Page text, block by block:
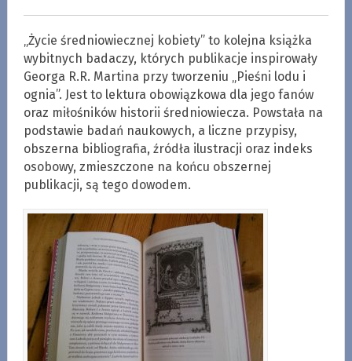
„Życie średniowiecznej kobiety” to kolejna książka
wybitnych badaczy, których publikacje inspirowały
Georga R.R. Martina przy tworzeniu „Pieśni lodu i
ognia”. Jest to lektura obowiązkowa dla jego fanów
oraz miłośników historii średniowiecza. Powstała na
podstawie badań naukowych, a liczne przypisy,
obszerna bibliografia, źródła ilustracji oraz indeks
osobowy, zmieszczone na końcu obszernej
publikacji, są tego dowodem.